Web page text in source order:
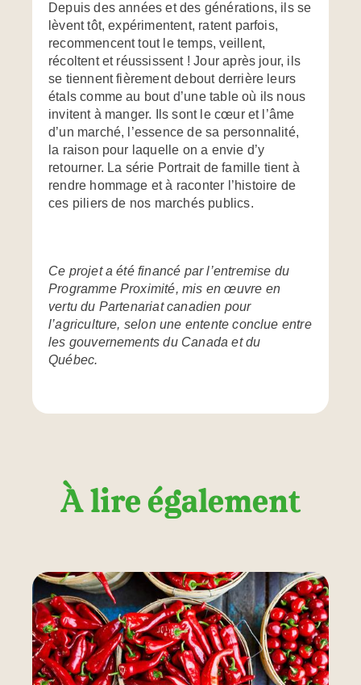
Depuis des années et des générations, ils se
lèvent tôt, expérimentent, ratent parfois,
recommencent tout le temps, veillent,
récoltent et réussissent ! Jour après jour, ils
se tiennent fièrement debout derrière leurs
étals comme au bout d’une table où ils nous
invitent à manger. Ils sont le cœur et l’âme
d’un marché, l’essence de sa personnalité,
la raison pour laquelle on a envie d’y
retourner. La série Portrait de famille tient à
rendre hommage et à raconter l’histoire de
ces piliers de nos marchés publics.
Ce projet a été financé par l’entremise du
Programme Proximité, mis en œuvre en
vertu du Partenariat canadien pour
l’agriculture, selon une entente conclue entre
les gouvernements du Canada et du
Québec.
À lire également